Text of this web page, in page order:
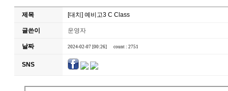
제목 [대치] 예비고3 C Class
글쓴이 운영자
날짜 2024-02-07 [00:26] count : 2751
SNS